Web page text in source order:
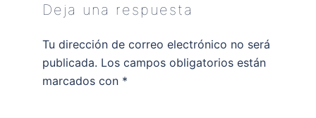
Deja una respuesta
Tu dirección de correo electrónico no será
publicada. Los campos obligatorios están
marcados con *